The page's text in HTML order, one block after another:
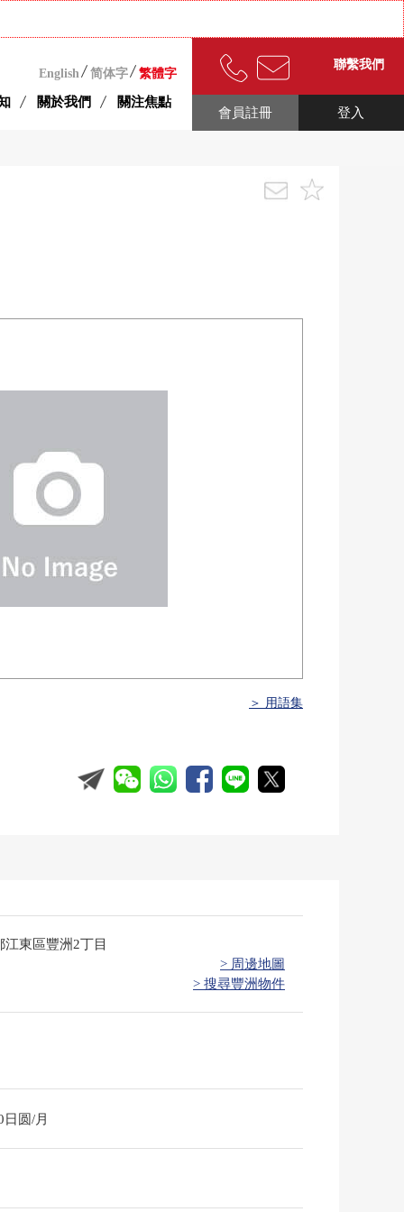
English 简体字 繁體字
關於我們 關注焦點
聯繫我們
登入
會員註冊
＞ 用語集
江東區豐洲2丁目
> 周邊地圖
> 搜尋豐洲物件
日圆/月